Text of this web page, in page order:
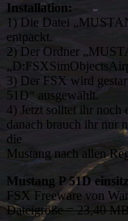
Installation:
1) Die Datei
entpackt.
2) Der Ordner
3) Der FSX wird
51D“ ausgewählt.
4) Jetzt solltet ihr noch
danach brauch ihr nur
die
Mustang nach allen
Mustang P 51D
FSX Freeware von
Dateigröße = 23,40